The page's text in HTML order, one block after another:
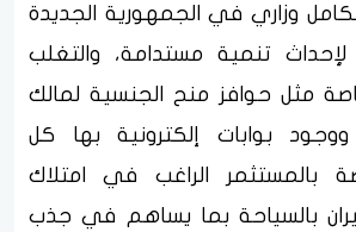
وزاري في الجمهورية الجديدة
تنمية مستدامة، والتغلب
مثل حوافز منح الجنسية لمالك
ووجود بوابات إلكترونية بها كل
بالمستثمر الراغب في امتلاك
بالسياحة بما يساهم في جذب